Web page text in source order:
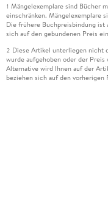
1 Mängelexemplare sind Bücher
einschränken. Mängelexemplare
Die frühere Buchpreisbindung ist
sich auf den gebundenen Preis
2 Diese Artikel unterliegen nicht
wurde aufgehoben oder der
Alternative wird Ihnen auf der
beziehen sich auf den vorherigen